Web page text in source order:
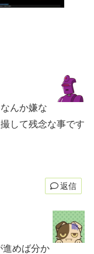
んか嫌な
して残念な事です
返信
進めば分か